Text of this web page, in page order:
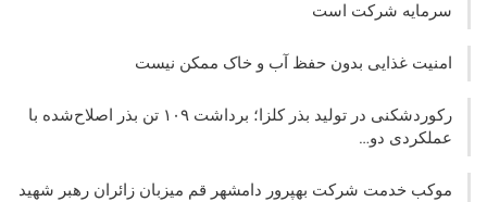
سرمایه شرکت‌ است
امنیت غذایی بدون حفظ آب و خاک ممکن نیست
رکوردشکنی در تولید بذر کلزا؛ برداشت ۱۰۹ تن بذر اصلاح‌شده با
عملکردی دو…
موکب خدمت شرکت بهپرور دامشهر قم میزبان زائران رهبر شهید